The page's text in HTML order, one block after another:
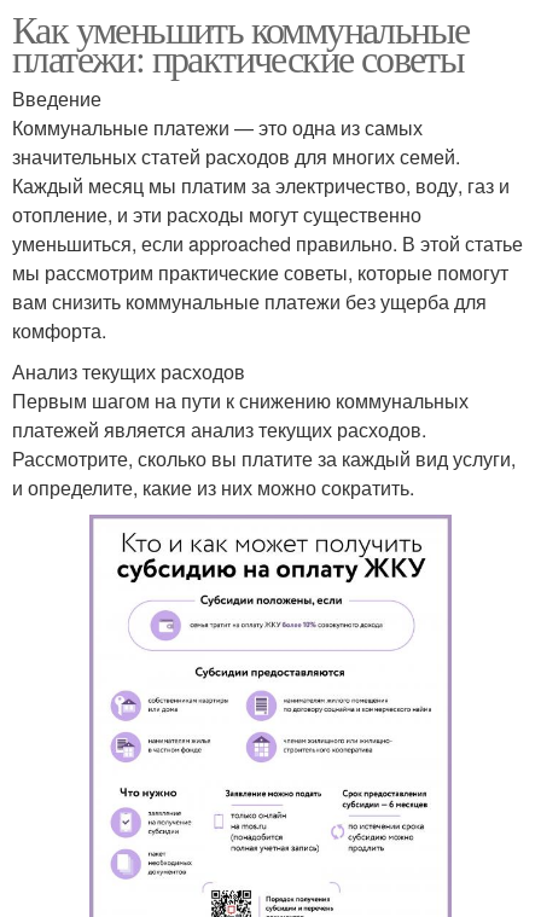
Как уменьшить коммунальные
платежи: практические советы
Введение
Коммунальные платежи — это одна из самых
значительных статей расходов для многих семей.
Каждый месяц мы платим за электричество, воду, газ и
отопление, и эти расходы могут существенно
уменьшиться, если approached правильно. В этой статье
мы рассмотрим практические советы, которые помогут
вам снизить коммунальные платежи без ущерба для
комфорта.
Анализ текущих расходов
Первым шагом на пути к снижению коммунальных
платежей является анализ текущих расходов.
Рассмотрите, сколько вы платите за каждый вид услуги,
и определите, какие из них можно сократить.